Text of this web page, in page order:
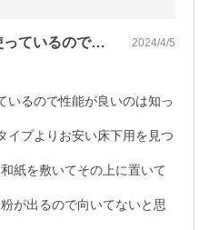
以前から2重袋タイプを使っているので性… 2024/4/5
いるので性能が良いのは知っ
イプよりお安い床下用を見つ
紙を敷いてその上に置いて
が出るので向いてないと思